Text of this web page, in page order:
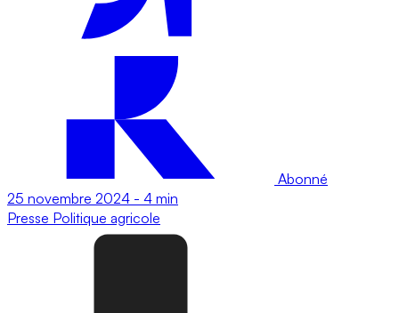
Abonné
25 novembre 2024 - 4 min
Presse Politique agricole